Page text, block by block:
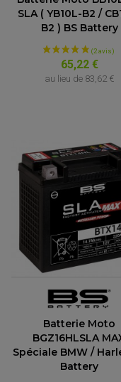
SLA ( YB10L-B2 /
B2 ) BS Battery
65,22 €
au lieu de 83,62 €
Batterie Moto
BGZ16HLSLA
Spéciale BMW /
Battery